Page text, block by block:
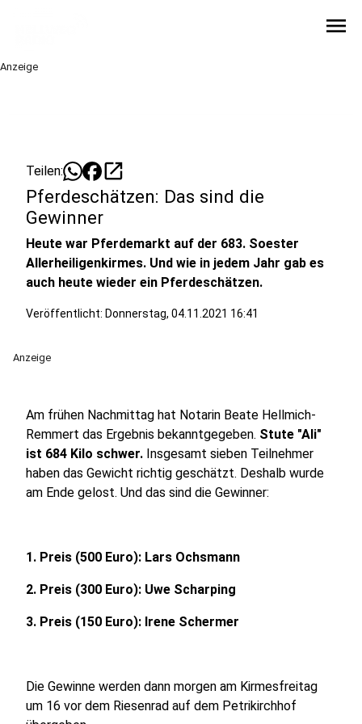
menu
Anzeige
Teilen: open_in_new
Pferdeschätzen: Das sind die
Gewinner
Heute war Pferdemarkt auf der 683. Soester
Allerheiligenkirmes. Und wie in jedem Jahr gab es
auch heute wieder ein Pferdeschätzen.
Veröffentlicht: Donnerstag, 04.11.2021 16:41
Anzeige
Am frühen Nachmittag hat Notarin Beate Hellmich-
Remmert das Ergebnis bekanntgegeben. Stute "Ali"
ist 684 Kilo schwer. Insgesamt sieben Teilnehmer
haben das Gewicht richtig geschätzt. Deshalb wurde
am Ende gelost. Und das sind die Gewinner:
1. Preis (500 Euro): Lars Ochsmann
2. Preis (300 Euro): Uwe Scharping
3. Preis (150 Euro): Irene Schermer
Die Gewinne werden dann morgen am Kirmesfreitag
um 16 vor dem Riesenrad auf dem Petrikirchhof